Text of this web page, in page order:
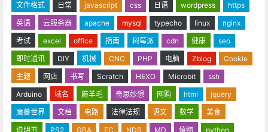
文件格式 日常 javascript css 日语 wordpress
https
英语
云服务器 apache mysql typecho linux
nginx
考试
excel office 指南 树莓派 cdn 健康
seo
即时通讯
DIY 机械 CNC PHP 电脑 Zblog
Cookie
主题
网店 书写 Scratch HEXO Microbit
ssh
Arduino
域名 薅羊毛 奇思妙想 网购 html
jquery
魔兽世界
文档 电路 法律法规 语文 数学
美食
说明书
PS2 GBA FC NDS MD 值物
python